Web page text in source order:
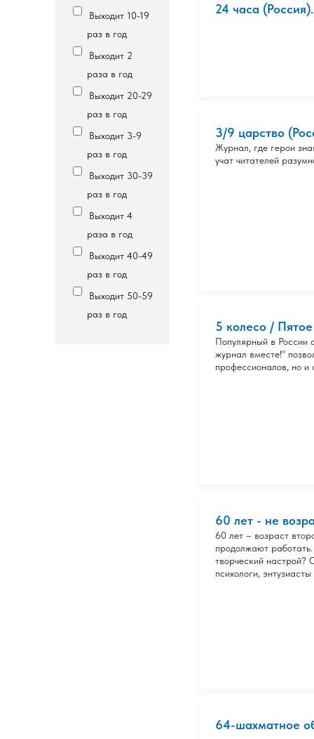
Выходит 10-19
раз в год
Выходит 2
раза в год
Выходит 20-29
раз в год
Выходит 3-9
раз в год
Выходит 30-39
раз в год
Выходит 4
раза в год
Выходит 40-49
раз в год
Выходит 50-59
раз в год
24 часа
3/9 царство
Журнал, где герои
учат читателей
5 колесо /
Популярный в России
журнал вместе!"
профессионалов, но и
60 лет - не
60 лет – возраст
продолжают
творческий
психологи,
64-шахматное